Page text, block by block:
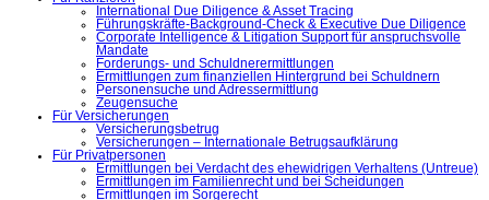
International Due Diligence & Asset Tracing
Führungskräfte-Background-Check & Executive Due Diligence
Corporate Intelligence & Litigation Support für anspruchsvolle
Mandate
Forderungs- und Schuldnerermittlungen
Ermittlungen zum finanziellen Hintergrund bei Schuldnern
Personensuche und Adressermittlung
Zeugensuche
Für Versicherungen
Versicherungsbetrug
Versicherungen – Internationale Betrugsaufklärung
Für Privatpersonen
Ermittlungen bei Verdacht des ehewidrigen Verhaltens (Untreue)
Ermittlungen im Familienrecht und bei Scheidungen
Ermittlungen im Sorgerecht